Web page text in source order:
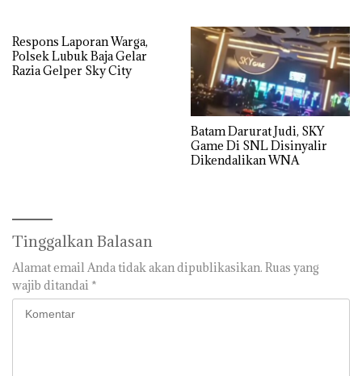
Respons Laporan Warga,
Polsek Lubuk Baja Gelar
Razia Gelper Sky City
Batam Darurat Judi, SKY
Game Di SNL Disinyalir
Dikendalikan WNA
Tinggalkan Balasan
Alamat email Anda tidak akan dipublikasikan. Ruas yang
wajib ditandai *